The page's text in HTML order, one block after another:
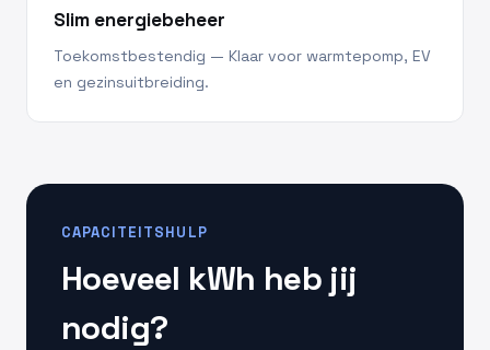
Slim energiebeheer
Toekomstbestendig — Klaar voor warmtepomp, EV
en gezinsuitbreiding.
CAPACITEITSHULP
Hoeveel kWh heb jij
nodig?